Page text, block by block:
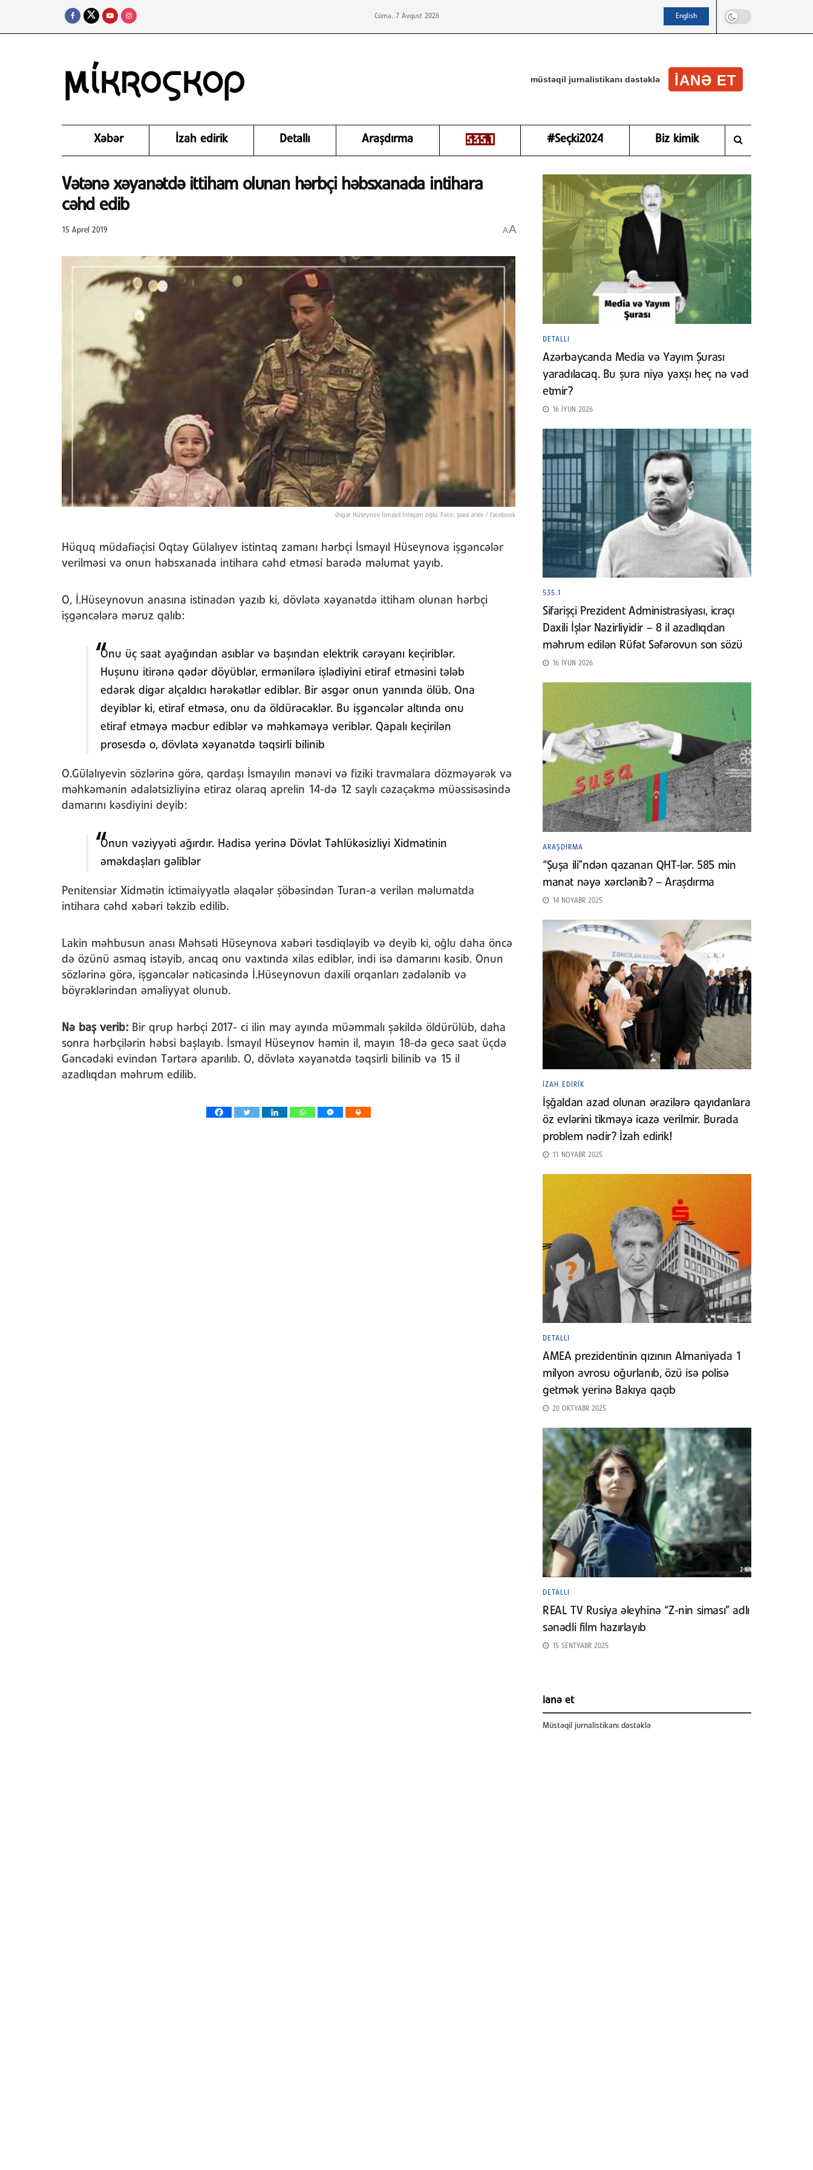
Cümə, 7 Avqust 2026 English
müstəqil jurnalistikanı dəstəklə IANƏ ET
Xəbər İzah edirik Detallı Araşdırma #Seçki2024 Biz kimik
Vətənə xəyanətdə ittiham olunan hərbçi həbsxanada intihara
cəhd edib
15 Aprel 2019 AA
Əsgər Hüseynov İsmayıl İntiqam oğlu. Foto: şəxsi arxiv / facebook
Hüquq müdafiəçisi Oqtay Gülalıyev istintaq zamanı hərbçi İsmayıl Hüseynova işgəncələr
verilməsi və onun həbsxanada intihara cəhd etməsi barədə məlumat yayıb.
O, İ.Hüseynovun anasına istinadən yazıb ki, dövlətə xəyanətdə ittiham olunan hərbçi
işgəncələrə məruz qalıb:
Onu üç saat ayağından asıblar və başından elektrik cərəyanı keçiriblər.
Huşunu itirənə qədər döyüblər, ermənilərə işlədiyini etiraf etməsini tələb
edərək digər alçaldıcı hərəkətlər ediblər. Bir əsgər onun yanında ölüb. Ona
deyiblər ki, etiraf etməsə, onu da öldürəcəklər. Bu işgəncələr altında onu
etiraf etməyə məcbur ediblər və məhkəməyə veriblər. Qapalı keçirilən
prosesdə o, dövlətə xəyanətdə təqsirli bilinib
O.Gülalıyevin sözlərinə görə, qardaşı İsmayılın mənəvi və fiziki travmalara dözməyərək və
məhkəmənin ədalətsizliyinə etiraz olaraq aprelin 14-də 12 saylı cəzaçəkmə müəssisəsində
damarını kəsdiyini deyib:
Onun vəziyyəti ağırdır. Hadisə yerinə Dövlət Təhlükəsizliyi Xidmətinin
əməkdaşları gəliblər
Penitensiar Xidmətin ictimaiyyətlə əlaqələr şöbəsindən Turan-a verilən məlumatda
intihara cəhd xəbəri təkzib edilib.
Lakin məhbusun anası Məhsəti Hüseynova xəbəri təsdiqləyib və deyib ki, oğlu daha öncə
də özünü asmaq istəyib, ancaq onu vaxtında xilas ediblər, indi isə damarını kəsib. Onun
sözlərinə görə, işgəncələr nəticəsində İ.Hüseynovun daxili orqanları zədələnib və
böyrəklərindən əməliyyat olunub.
Nə baş verib: Bir qrup hərbçi 2017- ci ilin may ayında müəmmalı şəkildə öldürülüb, daha
sonra hərbçilərin həbsi başlayıb. İsmayıl Hüseynov həmin il, mayın 18-də gecə saat üçdə
Gəncədəki evindən Tərtərə aparılıb. O, dövlətə xəyanətdə təqsirli bilinib və 15 il
azadlıqdan məhrum edilib.
DETALLI
Azərbaycanda Media və Yayım Şurası
yaradılacaq. Bu şura niyə yaxşı heç nə vəd
etmir?
16 İYUN 2026
535.1
Sifarişçi Prezident Administrasiyası, icraçı
Daxili İşlər Nazirliyidir – 8 il azadlıqdan
məhrum edilən Rüfət Səfərovun son sözü
16 İYUN 2026
ARAŞDIRMA
“Şuşa ili”ndən qazanan QHT-lər. 585 min
manat nəyə xərclənib? – Araşdırma
14 NOYABR 2025
İZAH EDIRIK
İşğaldan azad olunan ərazilərə qayıdanlara
öz evlərini tikməyə icazə verilmir. Burada
problem nədir? İzah edirik!
11 NOYABR 2025
DETALLI
AMEA prezidentinin qızının Almaniyada 1
milyon avrosu oğurlanıb, özü isə polisə
getmək yerinə Bakıya qaçıb
20 OKTYABR 2025
DETALLI
REAL TV Rusiya əleyhinə “Z-nin siması” adlı
sənədli film hazırlayıb
15 SENTYABR 2025
ianə et
Müstəqil jurnalistikanı dəstəklə